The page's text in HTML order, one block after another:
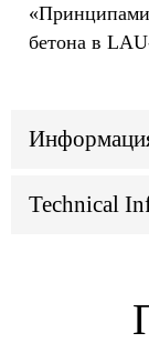
бетона в
Technical